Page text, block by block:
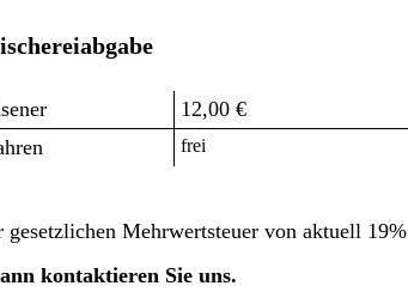
12,00 €
frei
Mehrwertsteuer von aktuell 19%
kontaktieren Sie uns.